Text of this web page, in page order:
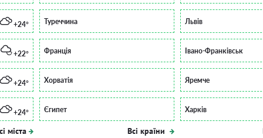
+24°
+22°
+24°
+24°
міста
Туреччина
Франція
Хорватія
Єгипет
Всі країни
Львів
Івано-Франківськ
Яремче
Харків